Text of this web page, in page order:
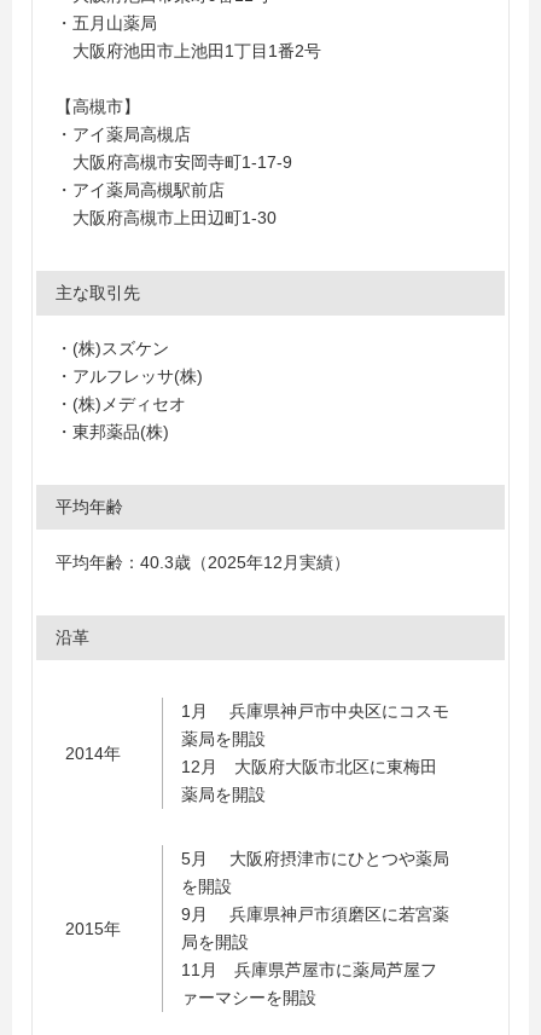
・五月山薬局
大阪府池田市上池田1丁目1番2号
【高槻市】
・アイ薬局高槻店
大阪府高槻市安岡寺町1-17-9
・アイ薬局高槻駅前店
大阪府高槻市上田辺町1-30
主な取引先
・(株)スズケン
・アルフレッサ(株)
・(株)メディセオ
・東邦薬品(株)
平均年齢
平均年齢：40.3歳（2025年12月実績）
沿革
2014年
1月 兵庫県神戸市中央区にコスモ
薬局を開設
12月 大阪府大阪市北区に東梅田
薬局を開設
2015年
5月 大阪府摂津市にひとつや薬局
を開設
9月 兵庫県神戸市須磨区に若宮薬
局を開設
11月 兵庫県芦屋市に薬局芦屋フ
ァーマシーを開設